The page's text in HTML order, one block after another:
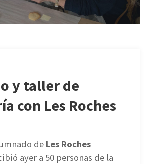
y taller de
con Les Roches
de Les Roches
ayer a 50 personas de la